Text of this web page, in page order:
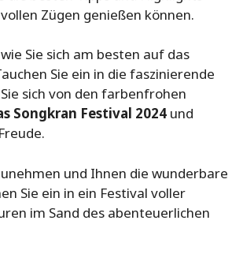
Zügen genießen können.
Sie sich am besten auf das
Sie ein in die faszinierende
sich von den farbenfrohen
Songkran Festival 2024 und
und Ihnen die wunderbare
Sie ein in ein Festival voller
im Sand des abenteuerlichen